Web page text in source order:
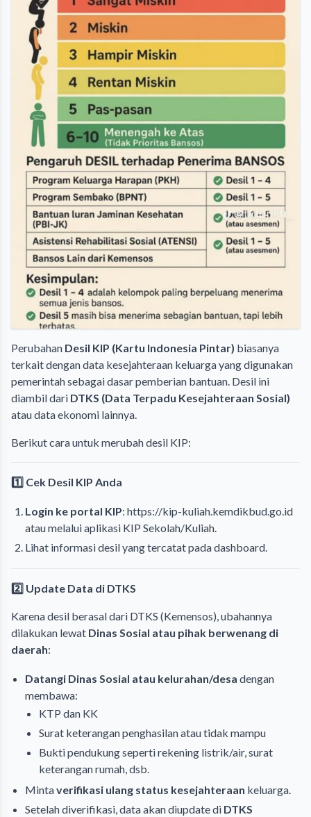
Perubahan Desil KIP (Kartu Indonesia Pintar) biasanya
terkait dengan data kesejahteraan keluarga yang digunakan
pemerintah sebagai dasar pemberian bantuan. Desil ini
diambil dari DTKS (Data Terpadu Kesejahteraan Sosial)
atau data ekonomi lainnya.
Berikut cara untuk merubah desil KIP:
1️⃣ Cek Desil KIP Anda
Login ke portal KIP: https://kip-kuliah.kemdikbud.go.id
atau melalui aplikasi KIP Sekolah/Kuliah.
Lihat informasi desil yang tercatat pada dashboard.
2️⃣ Update Data di DTKS
Karena desil berasal dari DTKS (Kemensos), ubahannya
dilakukan lewat Dinas Sosial atau pihak berwenang di
daerah:
Datangi Dinas Sosial atau kelurahan/desa dengan
membawa:
KTP dan KK
Surat keterangan penghasilan atau tidak mampu
Bukti pendukung seperti rekening listrik/air, surat
keterangan rumah, dsb.
Mintaverifikasi ulang status kesejahteraan keluarga.
Setelah diverifikasi, data akan diupdate di DTKS